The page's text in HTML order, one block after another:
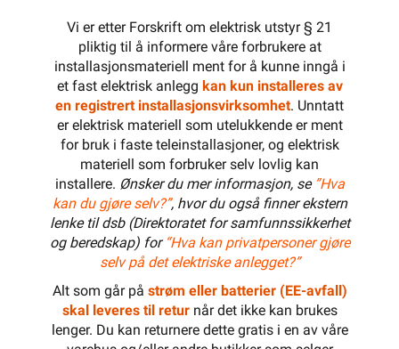
Vi er etter Forskrift om elektrisk utstyr § 21
pliktig til å informere våre forbrukere at
installasjonsmateriell ment for å kunne inngå i
et fast elektrisk anlegg kan kun installeres av
en registrert installasjonsvirksomhet. Unntatt
er elektrisk materiell som utelukkende er ment
for bruk i faste teleinstallasjoner, og elektrisk
materiell som forbruker selv lovlig kan
installere. Ønsker du mer informasjon, se ”Hva
kan du gjøre selv?”, hvor du også finner ekstern
lenke til dsb (Direktoratet for samfunnssikkerhet
og beredskap) for “Hva kan privatpersoner gjøre
selv på det elektriske anlegget?”
Alt som går på strøm eller batterier (EE-avfall)
skal leveres til returnår det ikke kan brukes
lenger. Du kan returnere dette gratis i en av våre